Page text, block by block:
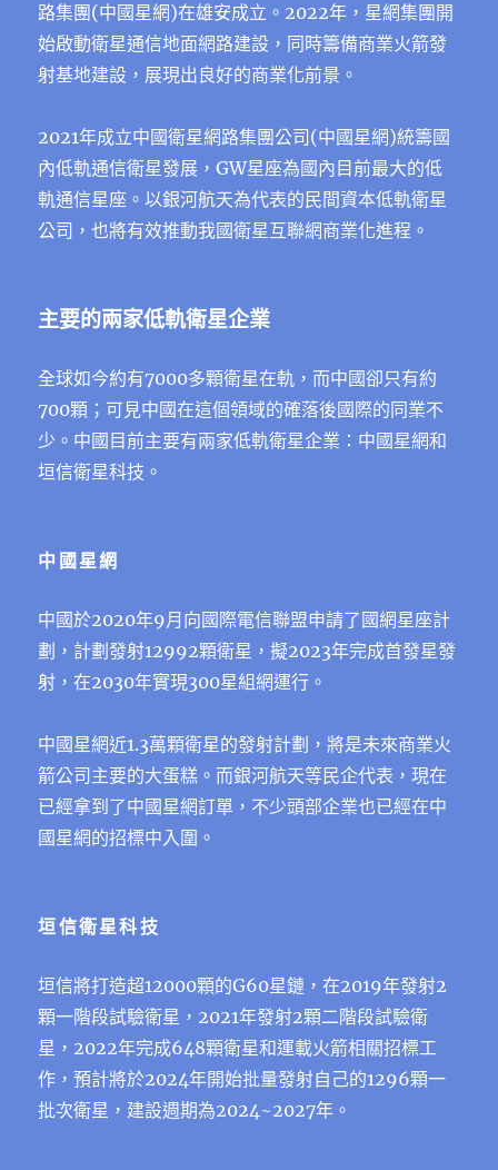
路集團(中國星網)在雄安成立。2022年，星網集團開
始啟動衛星通信地面網路建設，同時籌備商業火箭發
射基地建設，展現出良好的商業化前景。
2021年成立中國衛星網路集團公司(中國星網)統籌國
內低軌通信衛星發展，GW星座為國內目前最大的低
軌通信星座。以銀河航天為代表的民間資本低軌衛星
公司，也將有效推動我國衛星互聯網商業化進程。
主要的兩家低軌衛星企業
全球如今約有7000多顆衛星在軌，而中國卻只有約
700顆；可見中國在這個領域的確落後國際的同業不
少。中國目前主要有兩家低軌衛星企業：中國星網和
垣信衛星科技。
中國星網
中國於2020年9月向國際電信聯盟申請了國網星座計
劃，計劃發射12992顆衛星，擬2023年完成首發星發
射，在2030年實現300星組網運行。
中國星網近1.3萬顆衛星的發射計劃，將是未來商業火
箭公司主要的大蛋糕。而銀河航天等民企代表，現在
已經拿到了中國星網訂單，不少頭部企業也已經在中
國星網的招標中入圍。
垣信衛星科技
垣信將打造超12000顆的G60星鏈，在2019年發射2
顆一階段試驗衛星，2021年發射2顆二階段試驗衛
星，2022年完成648顆衛星和運載火箭相關招標工
作，預計將於2024年開始批量發射自己的1296顆一
批次衛星，建設週期為2024~2027年。